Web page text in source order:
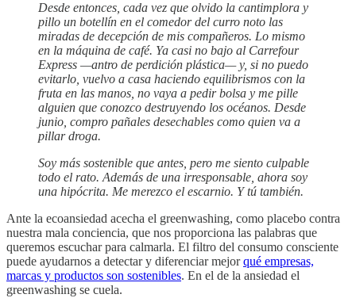
Desde entonces, cada vez que olvido la cantimplora y
pillo un botellín en el comedor del curro noto las
miradas de decepción de mis compañeros. Lo mismo
en la máquina de café. Ya casi no bajo al Carrefour
Express —antro de perdición plástica— y, si no puedo
evitarlo, vuelvo a casa haciendo equilibrismos con la
fruta en las manos, no vaya a pedir bolsa y me pille
alguien que conozco destruyendo los océanos. Desde
junio, compro pañales desechables como quien va a
pillar droga.
Soy más sostenible que antes, pero me siento culpable
todo el rato. Además de una irresponsable, ahora soy
una hipócrita. Me merezco el escarnio. Y tú también.
Ante la ecoansiedad acecha el greenwashing, como placebo contra
nuestra mala conciencia, que nos proporciona las palabras que
queremos escuchar para calmarla. El filtro del consumo consciente
puede ayudarnos a detectar y diferenciar mejorqué empresas,
marcas y productos son sostenibles. En el de la ansiedad el
greenwashing se cuela.